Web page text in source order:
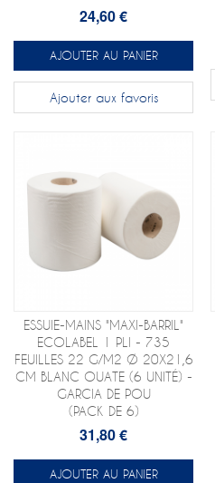
24,60 €
AJOUTER AU PANIER
Ajouter aux favoris
ESSUIE-MAINS "MAXI-BARRIL"
ECOLABEL 1 PLI - 735
FEUILLES 22 G/M2 Ø 20X21,6
CM BLANC OUATE (6 UNITÉ) -
GARCIA DE POU
(PACK DE 6)
31,80 €
AJOUTER AU PANIER